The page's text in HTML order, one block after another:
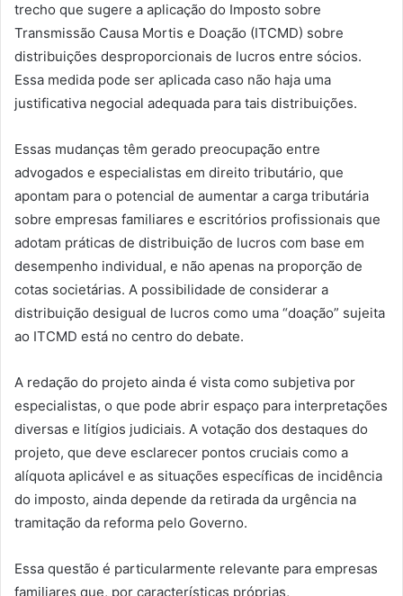
trecho que sugere a aplicação do Imposto sobre
Transmissão Causa Mortis e Doação (ITCMD) sobre
distribuições desproporcionais de lucros entre sócios.
Essa medida pode ser aplicada caso não haja uma
justificativa negocial adequada para tais distribuições.
Essas mudanças têm gerado preocupação entre
advogados e especialistas em direito tributário, que
apontam para o potencial de aumentar a carga tributária
sobre empresas familiares e escritórios profissionais que
adotam práticas de distribuição de lucros com base em
desempenho individual, e não apenas na proporção de
cotas societárias. A possibilidade de considerar a
distribuição desigual de lucros como uma “doação” sujeita
ao ITCMD está no centro do debate.
A redação do projeto ainda é vista como subjetiva por
especialistas, o que pode abrir espaço para interpretações
diversas e litígios judiciais. A votação dos destaques do
projeto, que deve esclarecer pontos cruciais como a
alíquota aplicável e as situações específicas de incidência
do imposto, ainda depende da retirada da urgência na
tramitação da reforma pelo Governo.
Essa questão é particularmente relevante para empresas
familiares que, por características próprias,